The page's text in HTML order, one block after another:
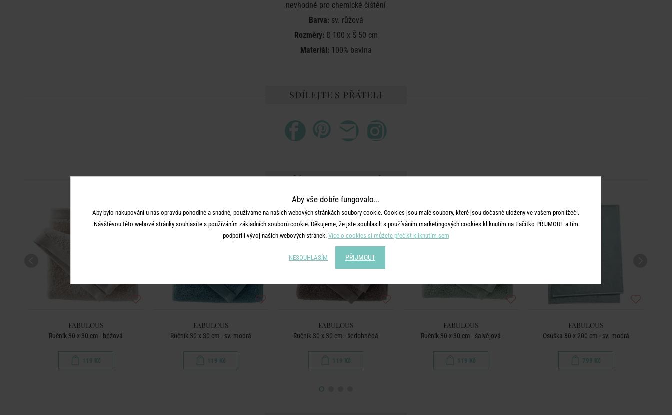
nevhodné pro chemické čištění
Barva:sv. růžová
Rozměry:D 100 x Š 50 cm
Materiál:100% bavlna
SDÍLEJTE S PŘÁTELI
DALŠÍ PRODUKTY ZE SÉRIE
FABULOUS
Ručník 30 x 30 cm - béžová
119 Kč
FABULOUS
Ručník 30 x 30 cm - sv. modrá
119 Kč
FABULOUS
Ručník 30 x 30 cm - šedohnědá
119 Kč
FABULOUS
Ručník 30 x 30 cm - šalvějová
119 Kč
FABULOUS
Osuška 80 x 200 cm - sv. modrá
799 Kč
Aby vše dobře fungovalo...
Aby bylo nakupování u nás opravdu pohodlné a snadné, používáme na našich webových stránkách soubory cookie. Cookies jsou malé soubory, které jsou dočasně uloženy ve vašem prohlížeči.
Návštěvou této webové stránky souhlasíte s používáním základních souborů cookie. Děkujeme, že jste souhlasili s používáním marketingových cookies kliknutím na tlačítko PŘIJMOUT a tím
podpořili vývoj našich webových stránek. Více o cookies si můžete přečíst kliknutím sem
NESOUHLASÍM PŘIJMOUT